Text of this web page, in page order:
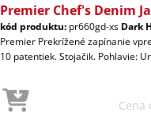
Premier Chef's Denim
kód produktu: pr660gd-xs Dark
Premier Prekrížené zapínanie
10 patentiek. Stojačik. Pohlavie:
Cena